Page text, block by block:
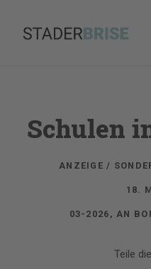
Inhalt
Schulen
ANZEIGE /
18.
03-2026 ,AN
Teile